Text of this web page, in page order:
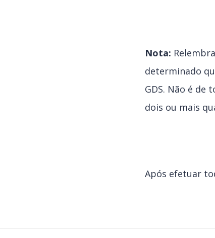
Nota:
determinado
GDS. Não é de
dois ou mais
Após efetuar